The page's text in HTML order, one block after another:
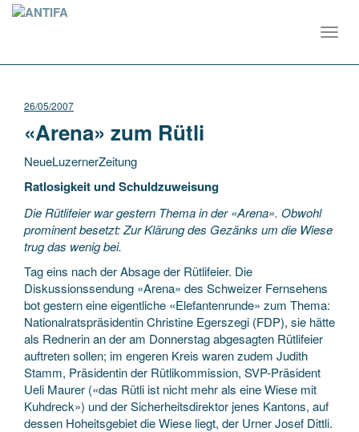
26/05/2007
«Arena» zum Rütli
NeueLuzernerZeitung
Ratlosigkeit und Schuldzuweisung
Die Rütlifeier war gestern Thema in der «Arena». Obwohl
prominent besetzt: Zur Klärung des Gezänks um die Wiese
trug das wenig bei.
Tag eins nach der Absage der Rütlifeier. Die
Diskussionssendung «Arena» des Schweizer Fernsehens
bot gestern eine eigentliche «Elefantenrunde» zum Thema:
Nationalratspräsidentin Christine Egerszegi (FDP), sie hätte
als Rednerin an der am Donnerstag abgesagten Rütlifeier
auftreten sollen; im engeren Kreis waren zudem Judith
Stamm, Präsidentin der Rütlikommission, SVP-Präsident
Ueli Maurer («das Rütli ist nicht mehr als eine Wiese mit
Kuhdreck») und der Sicherheitsdirektor jenes Kantons, auf
dessen Hoheitsgebiet die Wiese liegt, der Urner Josef Dittli.